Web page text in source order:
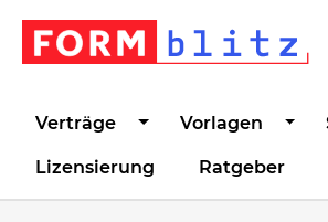
Zur Hauptnavigation
Verträge Vorlagen
Lizensierung Ratgeber